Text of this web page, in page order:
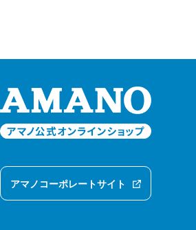
アマノコーポレートサイト